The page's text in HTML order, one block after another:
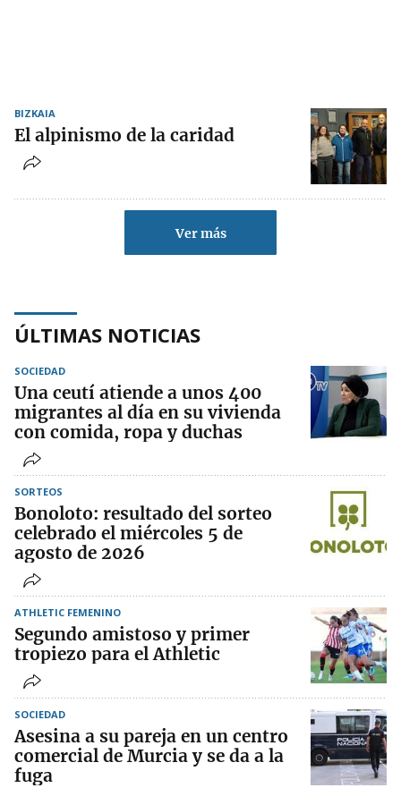
BIZKAIA
El alpinismo de la caridad
Ver más
ÚLTIMAS NOTICIAS
SOCIEDAD
Una ceutí atiende a unos 400
migrantes al día en su vivienda
con comida, ropa y duchas
SORTEOS
Bonoloto: resultado del sorteo
celebrado el miércoles 5 de
agosto de 2026
ATHLETIC FEMENINO
Segundo amistoso y primer
tropiezo para el Athletic
SOCIEDAD
Asesina a su pareja en un centro
comercial de Murcia y se da a la
fuga